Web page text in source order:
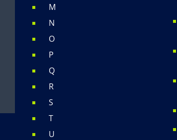
M
N
O
P
Q
R
S
T
U